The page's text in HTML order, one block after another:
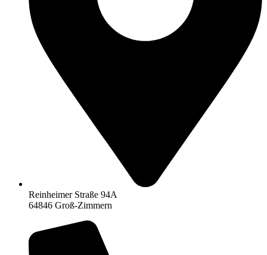
Reinheimer Straße 94A
64846 Groß-Zimmern